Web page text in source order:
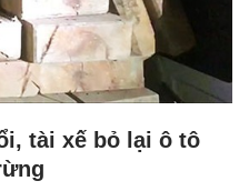
tài xế bỏ lại ô tô